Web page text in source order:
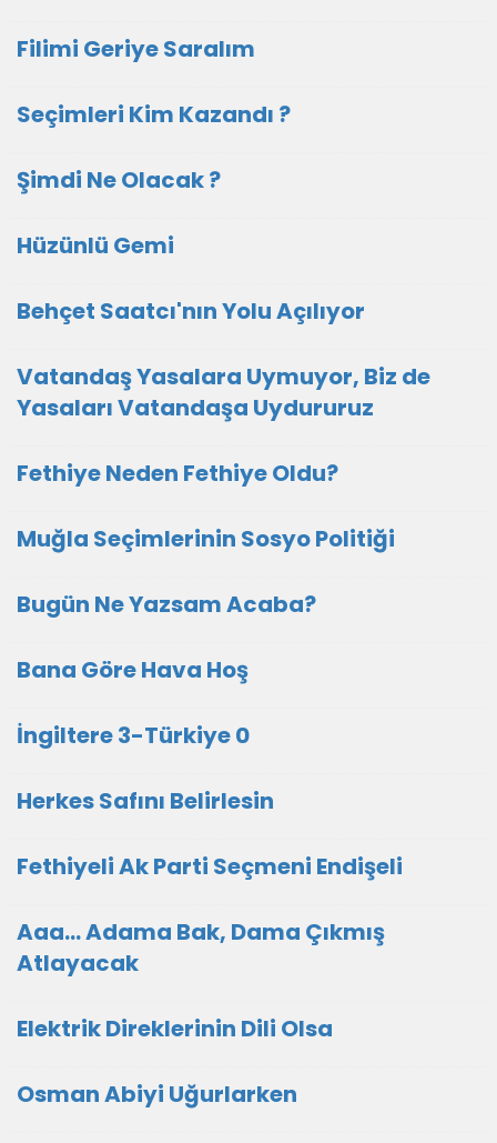
Filimi Geriye Saralım
Seçimleri Kim Kazandı ?
Şimdi Ne Olacak ?
Hüzünlü Gemi
Behçet Saatcı'nın Yolu Açılıyor
Vatandaş Yasalara Uymuyor, Biz de
Yasaları Vatandaşa Uydururuz
Fethiye Neden Fethiye Oldu?
Muğla Seçimlerinin Sosyo Politiği
Bugün Ne Yazsam Acaba?
Bana Göre Hava Hoş
İngiltere 3-Türkiye 0
Herkes Safını Belirlesin
Fethiyeli Ak Parti Seçmeni Endişeli
Aaa... Adama Bak, Dama Çıkmış
Atlayacak
Elektrik Direklerinin Dili Olsa
Osman Abiyi Uğurlarken